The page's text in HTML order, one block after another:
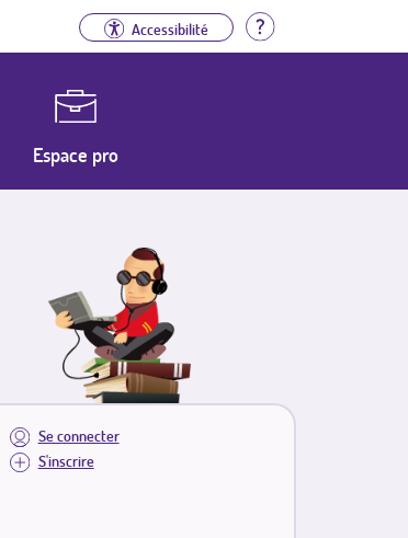
Accessibilité Aide
Espace pro
Se connecter
S'inscrire